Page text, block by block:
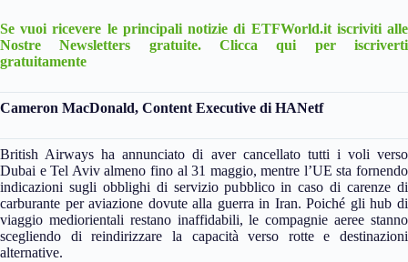
Se vuoi ricevere le principali notizie di ETFWorld.it iscriviti alle
Nostre Newsletters gratuite. Clicca qui per iscriverti
gratuitamente
Cameron MacDonald, Content Executive di HANetf
British Airways ha annunciato di aver cancellato tutti i voli verso
Dubai e Tel Aviv almeno fino al 31 maggio, mentre l’UE sta fornendo
indicazioni sugli obblighi di servizio pubblico in caso di carenze di
carburante per aviazione dovute alla guerra in Iran. Poiché gli hub di
viaggio mediorientali restano inaffidabili, le compagnie aeree stanno
scegliendo di reindirizzare la capacità verso rotte e destinazioni
alternative.